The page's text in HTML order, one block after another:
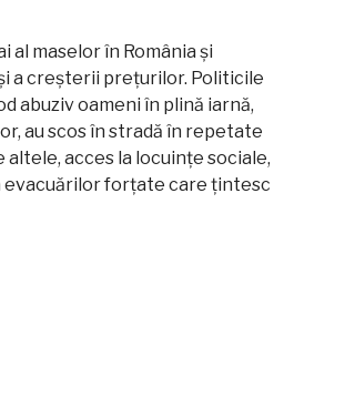
al maselor în România și
a creșterii prețurilor. Politicile
abuziv oameni în plină iarnă,
au scos în stradă în repetate
acces la locuințe sociale,
evacuărilor forțate care țintesc